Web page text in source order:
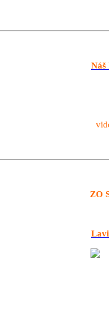
Náš
ZO